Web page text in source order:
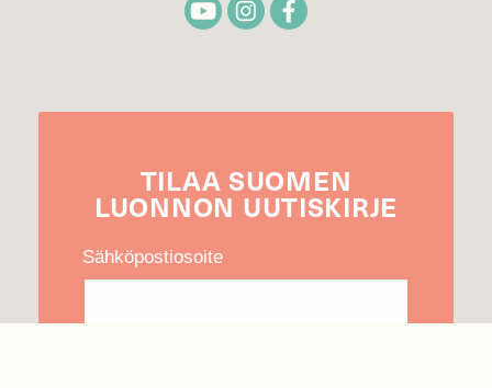
TILAA SUOMEN
LUONNON UUTIS­KIRJE
Sähköpostiosoite